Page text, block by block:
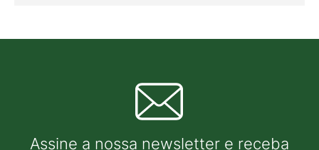
Assine a nossa newsletter e receba